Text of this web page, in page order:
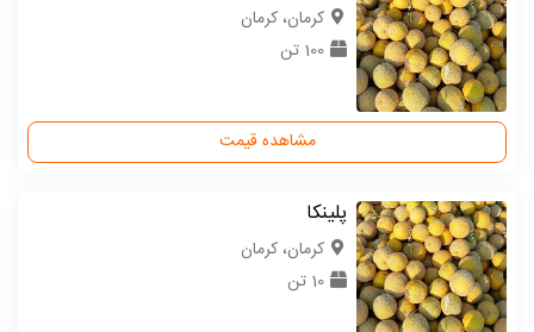
كرمان، کرمان
100 تن
مشاهده قیمت
پلینکا
كرمان، کرمان
10 تن